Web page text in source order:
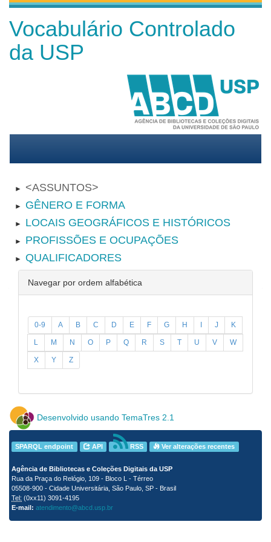
Vocabulário Controlado
da USP
► ASSUNTOS
► GÊNERO E FORMA
► LOCAIS GEOGRÁFICOS E HISTÓRICOS
► PROFISSÕES E OCUPAÇÕES
► QUALIFICADORES
Navegar por ordem alfabética
0-9 A B C D E F G H I J K
L M N O P Q R S T U V W
X Y Z
Desenvolvido usando TemaTres 2.1
SPARQL endpoint API RSS Ver alterações recentes
Agência de Bibliotecas e Coleções Digitais da USP
Rua da Praça do Relógio, 109 - Bloco L - Térreo
05508-900 - Cidade Universitária, São Paulo, SP - Brasil
Tel: (0xx11) 3091-4195
E-mail: atendimento@abcd.usp.br